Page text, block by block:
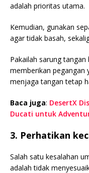
adalah prioritas utama.
Kemudian, gunakan
agar tidak basah,
Pakailah sarung
memberikan pegangan
menjaga tangan tetap
Baca juga: DesertX
Ducati untuk
3. Perhatikan
Salah satu kesalahan
adalah tidak